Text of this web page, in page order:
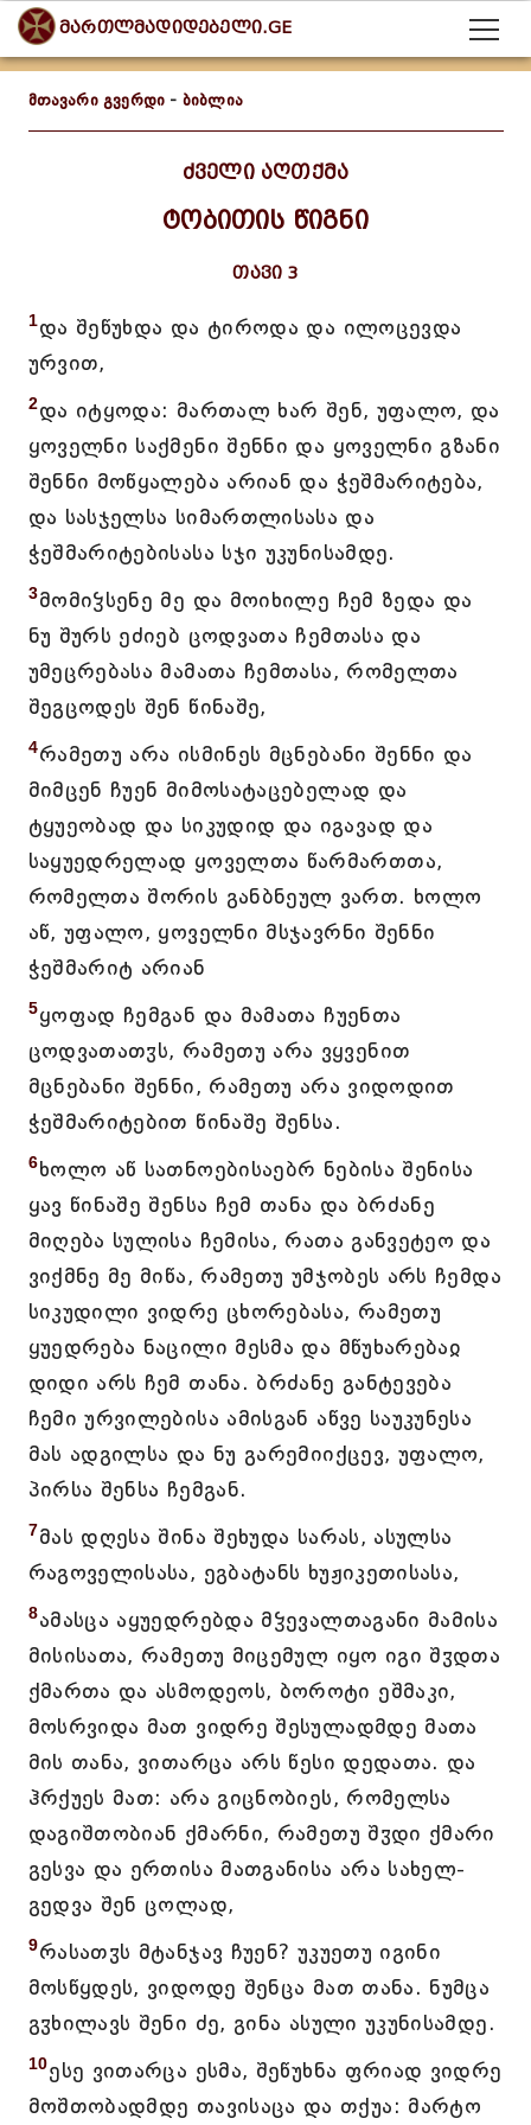
მართლმადიდებელი.GE
მთავარი გვერდი - ბიბლია
ძველი აღთქმა
ტობითის წიგნი
თავი 3
1და შეწუხდა და ტიროდა და ილოცევდა
ურვით,
2და იტყოდა: მართალ ხარ შენ, უფალო, და
ყოველნი საქმენი შენნი და ყოველნი გზანი
შენნი მოწყალება არიან და ჭეშმარიტება,
და სასჯელსა სიმართლისასა და
ჭეშმარიტებისასა სჯი უკუნისამდე.
3მომიჴსენე მე და მოიხილე ჩემ ზედა და
ნუ შურს ეძიებ ცოდვათა ჩემთასა და
უმეცრებასა მამათა ჩემთასა, რომელთა
შეგცოდეს შენ წინაშე,
4რამეთუ არა ისმინეს მცნებანი შენნი და
მიმცენ ჩუენ მიმოსატაცებელად და
ტყუეობად და სიკუდიდ და იგავად და
საყუედრელად ყოველთა წარმართთა,
რომელთა შორის განბნეულ ვართ. ხოლო
აწ, უფალო, ყოველნი მსჯავრნი შენნი
ჭეშმარიტ არიან
5ყოფად ჩემგან და მამათა ჩუენთა
ცოდვათათჳს, რამეთუ არა ვყვენით
მცნებანი შენნი, რამეთუ არა ვიდოდით
ჭეშმარიტებით წინაშე შენსა.
6ხოლო აწ სათნოებისაებრ ნებისა შენისა
ყავ წინაშე შენსა ჩემ თანა და ბრძანე
მიღება სულისა ჩემისა, რათა განვეტეო და
ვიქმნე მე მიწა, რამეთუ უმჯობეს არს ჩემდა
სიკუდილი ვიდრე ცხორებასა, რამეთუ
ყუედრება ნაცილი მესმა და მწუხარებაჲ
დიდი არს ჩემ თანა. ბრძანე განტევება
ჩემი ურვილებისა ამისგან აწვე საუკუნესა
მას ადგილსა და ნუ გარემიიქცევ, უფალო,
პირსა შენსა ჩემგან.
7მას დღესა შინა შეხუდა სარას, ასულსა
რაგოველისასა, ეგბატანს ხუჟიკეთისასა,
8ამასცა აყუედრებდა მჴევალთაგანი მამისა
მისისათა, რამეთუ მიცემულ იყო იგი შჳდთა
ქმართა და ასმოდეოს, ბოროტი ეშმაკი,
მოსრვიდა მათ ვიდრე შესულადმდე მათა
მის თანა, ვითარცა არს წესი დედათა. და
ჰრქუეს მათ: არა გიცნობიეს, რომელსა
დაგიშთობიან ქმარნი, რამეთუ შჳდი ქმარი
გესვა და ერთისა მათგანისა არა სახელ-
გედვა შენ ცოლად,
9რასათჳს მტანჯავ ჩუენ? უკუეთუ იგინი
მოსწყდეს, ვიდოდე შენცა მათ თანა. ნუმცა
გჳხილავს შენი ძე, გინა ასული უკუნისამდე.
10ესე ვითარცა ესმა, შეწუხნა ფრიად ვიდრე
მოშთობადმდე თავისაცა და თქუა: მარტო